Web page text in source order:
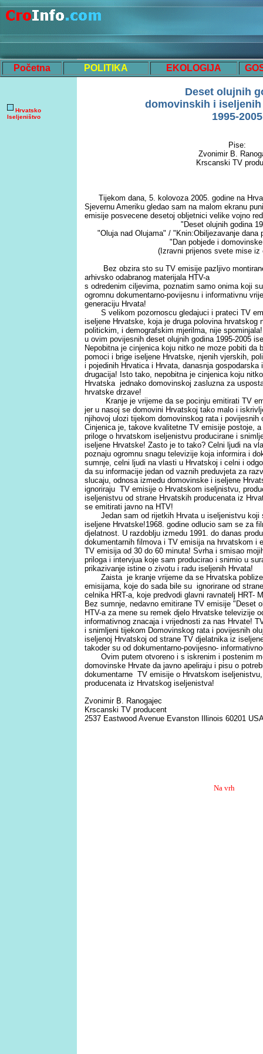
Početna POLITIKA EKOLOGIJA
Hrvatsko
Iseljeništvo
Deset olujnih
domovinskih i iseljenih
1995-2005
Pise:
Zvonimir B.
Krscanski TV
Tijekom dana, 5. kolovoza 2005. godine na
Sjevernu Ameriku gledao sam na malom ekranu
emisije posvecene desetoj obljetnici velike vojno
"Deset olujnih godina
"Oluja nad Olujama" / "Knin:Obiljezavanje dana
"Dan pobjede i
(Izravni prijenos svete mise iz
Bez obzira sto su TV emisije pazljivo
arhivsko odabranog materijala HTV-a
s odredenim ciljevima, poznatim samo onima koji
ogromnu dokumentarno-povijesnu i informativnu
generaciju Hrvata!
S velikom pozornoscu gledajuci i prateci TV
iseljene Hrvatske, koja je druga polovina hrvatskog
politickim, i demografskim mjerilma, nije
u ovim povijesnih deset olujnih godina 1995-2005
Nepobitna je cinjenica koju nitko ne moze pobiti da
pomoci i brige iseljene Hrvatske, njenih vjerskih,
i pojedinih Hrvatica i Hrvata, danasnja
drugacija! Isto tako, nepobitna je cinjenica koju
Hrvatska jednako domovinskoj zasluzna za
hrvatske drzave!
Kranje je vrijeme da se pocinju emitirati TV
jer u nasoj se domovini Hrvatskoj tako malo i
njihovoj ulozi tijekom domovinskog rata i povijesnih
Cinjenica je, takove kvalitetne TV emisije postoje,
priloge o hrvatskom iseljenistvu producirane i
iseljene Hrvatske! Zasto je to tako? Celni ljudi na
poznaju ogromnu snagu televizije koja informira i
sumnje, celni ljudi na vlasti u Hrvatskoj i celni i
da su informacije jedan od vaznih preduvjeta za
slucaju, odnosa izmedu domovinske i iseljene
ignoriraju TV emisije o Hrvatskom iseljnistvu,
iseljenistvu od strane Hrvatskih producenata iz
se emitirati javno na HTV!
Jedan sam od rijetkih Hrvata u iseljenistvu koji
iseljene Hrvatske!1968. godine odlucio sam se za
djelatnost. U razdoblju izmedu 1991. do danas
dokumentarnih filmova i TV emisija na hrvatskom i
TV emisija od 30 do 60 minuta! Svrha i smisao
priloga i intervjua koje sam producirao i snimio u
prikazivanje istine o zivotu i radu iseljenih Hrvata!
Zaista je kranje vrijeme da se Hrvatska poblize
emisijama, koje do sada bile su ignorirane od
celnika HRT-a, koje predvodi glavni ravnatelj HRT-
Bez sumnje, nedavno emitirane TV emisije "Deset
HTV-a za mene su remek djelo Hrvatske televizije
informativnog znacaja i vrijednosti za nas Hrvate!
i snimljeni tijekom Domovinskog rata i povijesnih
iseljenoj Hrvatskoj od strane TV djelatnika iz
takoder su od dokumentarno-povijesno-
Ovim putem otvoreno i s iskrenim i postenim
domovinske Hrvate da javno apeliraju i pisu o
dokumentarne TV emisije o Hrvatskom
producenata iz Hrvatskog iseljenistva!
Zvonimir B. Ranogajec
Krscanski TV producent
2537 Eastwood Avenue Evanston Illinois 60201
Na vrh